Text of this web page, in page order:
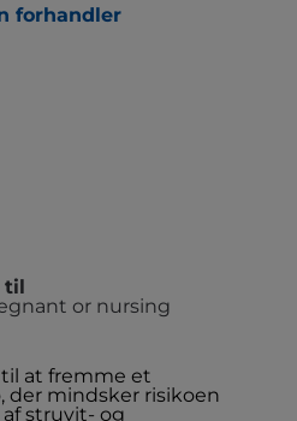
forhandler
til
or nursing
at fremme et
der mindsker risikoen
struvit- og